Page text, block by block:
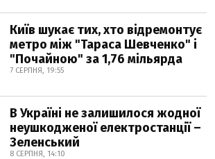
Київ шукає тих, хто відремонтує
метро між "Тараса Шевченко" і
"Почайною" за 1,76 мільярда
7 СЕРПНЯ, 19:55
В Україні не залишилося жодної
неушкодженої електростанції –
Зеленський
8 СЕРПНЯ, 14:10